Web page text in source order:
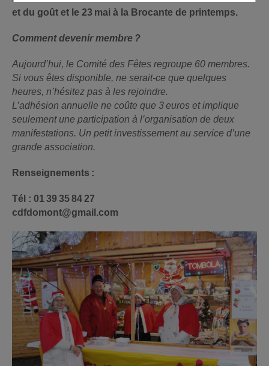
et du goût et le 23 mai à la Brocante de printemps.
Comment devenir membre ?
Aujourd’hui, le Comité des Fêtes regroupe 60 membres.
Si vous êtes disponible, ne serait-ce que quelques
heures, n’hésitez pas à les rejoindre.
L’adhésion annuelle ne coûte que 3 euros et implique
seulement une participation à l’organisation de deux
manifestations. Un petit investissement au service d’une
grande association.
Renseignements :
Tél : 01 39 35 84 27
cdfdomont@gmail.com